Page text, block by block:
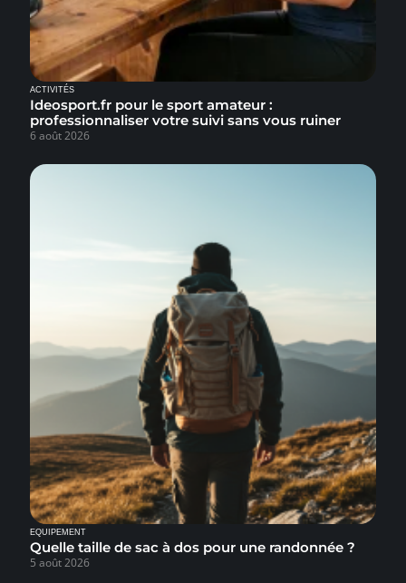
ACTIVITÉS
Ideosport.fr pour le sport amateur :
professionnaliser votre suivi sans vous ruiner
6 août 2026
EQUIPEMENT
Quelle taille de sac à dos pour une randonnée ?
5 août 2026